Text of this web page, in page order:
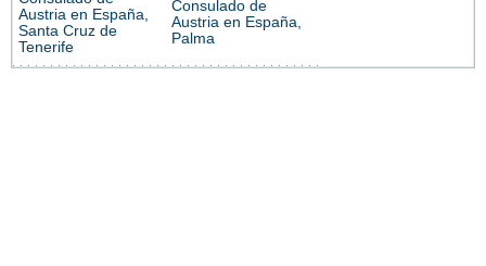
Austria en España,
Santa Cruz de
Tenerife
Consulado de
Austria en España,
Palma